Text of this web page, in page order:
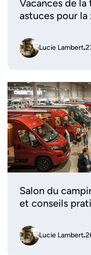
Vacances de
astuces pour la
Lucie Lambert.
Salon du
et conseils
Lucie Lambert.